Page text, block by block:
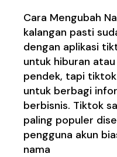
Cara Mengubah
kalangan pasti
dengan aplikasi
untuk hiburan
pendek, tapi
untuk berbagi
berbisnis. Tiktok
paling populer
pengguna akun
nama